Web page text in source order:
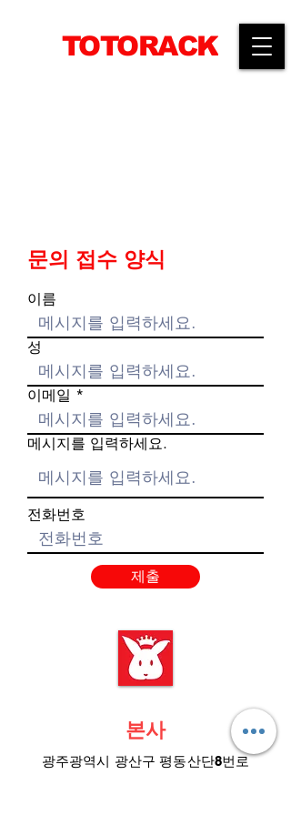
TOTORACK
문의 접수 양식
이름
성
이메일
메시지를 입력하세요.
전화번호
제출
본사
광주광역시 광산구 평동산단8번로